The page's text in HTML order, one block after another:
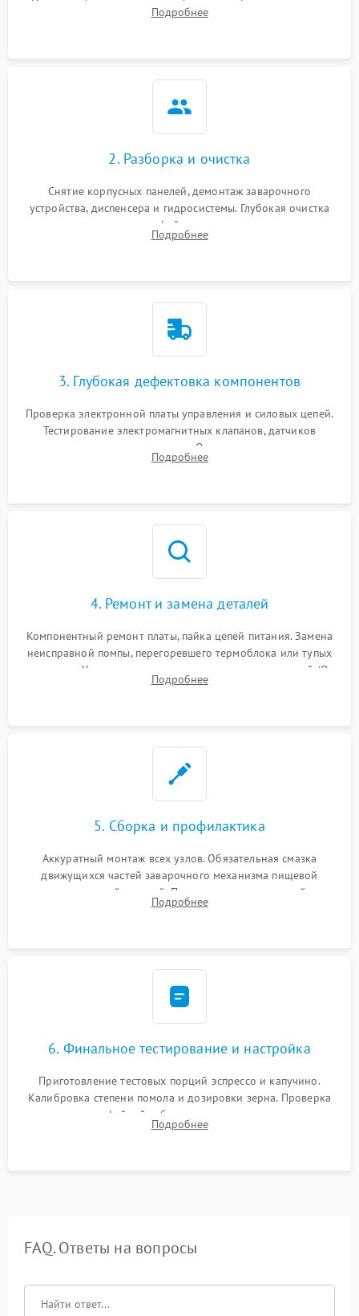
Измерение температуры и давления воды для выявления
Подробнее
2. Разборка и очистка
Снятие корпусных панелей, демонтаж заварочного
устройства, диспенсера и гидросистемы. Глубокая очистка
внутренних узлов от кофейных масел, жмыха и накипи.
Промывка дренажных каналов и фильтров с использованием
Подробнее
3. Глубокая дефектовка компонентов
Проверка электронной платы управления и силовых цепей.
Тестирование электромагнитных клапанов, датчиков
температуры и расходомера. Оценка степени износа
жерновов кофемолки, уплотнительных колец гидросистемы
Подробнее
4. Ремонт и замена деталей
Компонентный ремонт платы, пайка цепей питания. Замена
неисправной помпы, перегоревшего термоблока или тупых
жерновов. Установка новых силиконовых уплотнителей (O-
ring) и тефлоновых трубок для надежного устранения
Подробнее
5. Сборка и профилактика
Аккуратный монтаж всех узлов. Обязательная смазка
движущихся частей заварочного механизма пищевой
силиконовой смазкой. Проведение программной
декальцинации и очистки системы от кофейных масел.
Подробнее
6. Финальное тестирование и настройка
Приготовление тестовых порций эспрессо и капучино.
Калибровка степени помола и дозировки зерна. Проверка
плотности кофейной таблетки, температуры напитка и
качества молочной пены. Контроль отсутствия посторонних
Подробнее
FAQ. Ответы на вопросы